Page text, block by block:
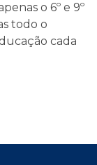
o 6º e 9º
todo o
cada